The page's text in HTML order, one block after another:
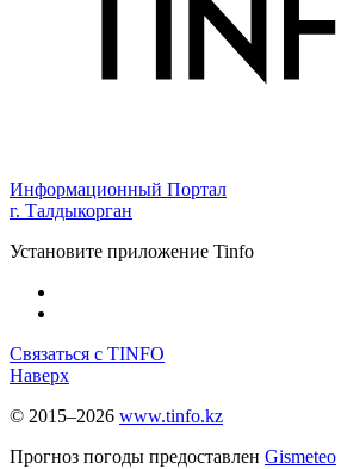
Информационный Портал
г. Талдыкорган
Установите приложение Tinfo
Связаться с TINFO
Наверх
© 2015–2026 www.tinfo.kz
Прогноз погоды предоставлен Gismeteo